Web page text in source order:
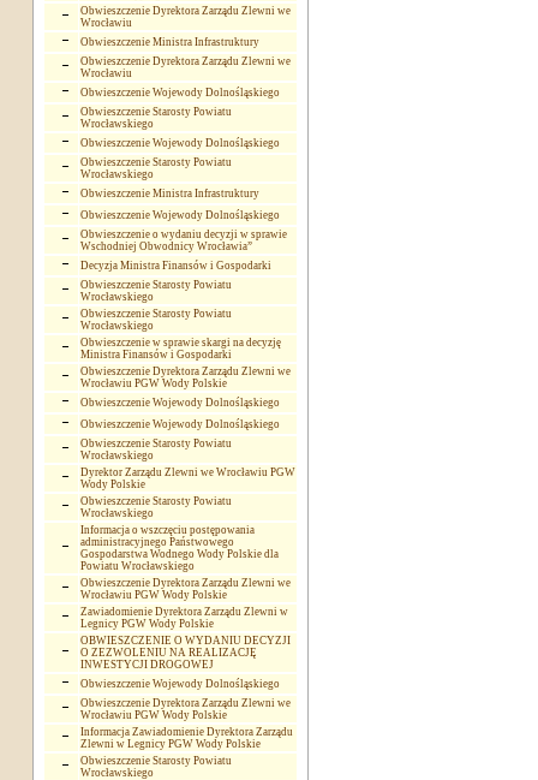
Obwieszczenie Dyrektora Zarządu Zlewni we
Wrocławiu
Obwieszczenie Ministra Infrastruktury
Obwieszczenie Dyrektora Zarządu Zlewni we
Wrocławiu
Obwieszczenie Wojewody Dolnośląskiego
Obwieszczenie Starosty Powiatu
Wrocławskiego
Obwieszczenie Wojewody Dolnośląskiego
Obwieszczenie Starosty Powiatu
Wrocławskiego
Obwieszczenie Ministra Infrastruktury
Obwieszczenie Wojewody Dolnośląskiego
Obwieszczenie o wydaniu decyzji w sprawie
Wschodniej Obwodnicy Wrocławia”
Decyzja Ministra Finansów i Gospodarki
Obwieszczenie Starosty Powiatu
Wrocławskiego
Obwieszczenie Starosty Powiatu
Wrocławskiego
Obwieszczenie w sprawie skargi na decyzję
Ministra Finansów i Gospodarki
Obwieszczenie Dyrektora Zarządu Zlewni we
Wrocławiu PGW Wody Polskie
Obwieszczenie Wojewody Dolnośląskiego
Obwieszczenie Wojewody Dolnośląskiego
Obwieszczenie Starosty Powiatu
Wrocławskiego
Dyrektor Zarządu Zlewni we Wrocławiu PGW
Wody Polskie
Obwieszczenie Starosty Powiatu
Wrocławskiego
Informacja o wszczęciu postępowania
administracyjnego Państwowego
Gospodarstwa Wodnego Wody Polskie dla
Powiatu Wrocławskiego
Obwieszczenie Dyrektora Zarządu Zlewni we
Wrocławiu PGW Wody Polskie
Zawiadomienie Dyrektora Zarządu Zlewni w
Legnicy PGW Wody Polskie
OBWIESZCZENIE O WYDANIU DECYZJI
O ZEZWOLENIU NA REALIZACJĘ
INWESTYCJI DROGOWEJ
Obwieszczenie Wojewody Dolnośląskiego
Obwieszczenie Dyrektora Zarządu Zlewni we
Wrocławiu PGW Wody Polskie
Informacja Zawiadomienie Dyrektora Zarządu
Zlewni w Legnicy PGW Wody Polskie
Obwieszczenie Starosty Powiatu
Wrocławskiego